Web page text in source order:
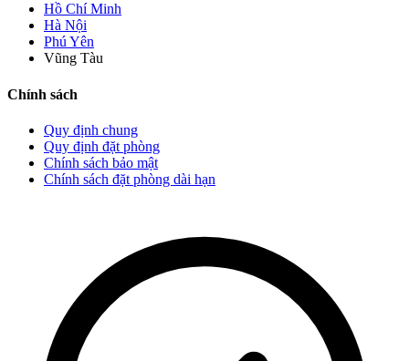
Hồ Chí Minh
Hà Nội
Phú Yên
Vũng Tàu
Chính sách
Quy định chung
Quy định đặt phòng
Chính sách bảo mật
Chính sách đặt phòng dài hạn